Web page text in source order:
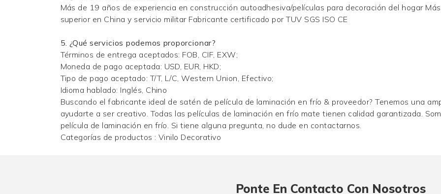
Más de 19 años de experiencia en construcción autoadhesiva/películas para decoración del hogar
superior en China y servicio militar Fabricante certificado por TUV SGS ISO CE
5. ¿Qué servicios podemos proporcionar?
Términos de entrega aceptados: FOB, CIF, EXW;
Moneda de pago aceptada: USD, EUR, HKD;
Tipo de pago aceptado: T/T, L/C, Western Union, Efectivo;
Idioma hablado: Inglés, Chino
Buscando el fabricante ideal de satén de película de laminación en frío & proveedor? Tenemos una
ayudarte a ser creativo. Todas las películas de laminación en frío mate tienen calidad garantizada.
película de laminación en frío. Si tiene alguna pregunta, no dude en contactarnos.
Categorías de productos : Vinilo Decorativo
Ponte En Contacto Con Nosotros